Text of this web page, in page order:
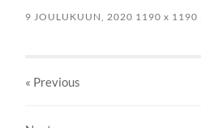
9 JOULUKUUN, 2020 1190x 1190
« Previous